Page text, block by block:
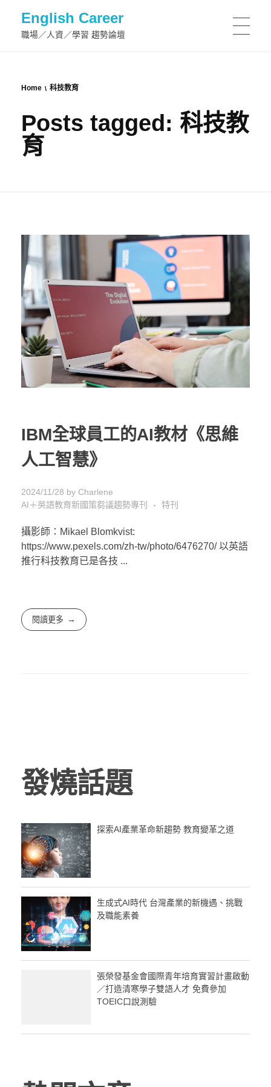
English Career
職場／人資／學習 趨勢論壇
Home 科技教育
Posts tagged: 科技教
育
IBM全球員工的AI教材《思維
人工智慧》
2024/11/28 by Charlene
AI＋英語教育新國策芻議趨勢專刊
特刊
攝影師：Mikael Blomkvist:
https://www.pexels.com/zh-tw/photo/6476270/ 以英語
推行科技教育已是各技 ...
閱讀更多
發燒話題
探索AI產業革命新趨勢 教育變革之道
生成式AI時代 台灣產業的新機遇、挑戰
及職能素養
張榮發基金會國際青年培育實習計畫啟動
／打造清寒學子雙語人才 免費參加
TOEIC口說測驗